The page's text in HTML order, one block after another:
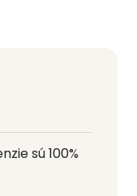
sú 100%